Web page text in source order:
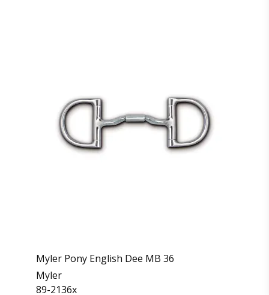
Myler Pony English Dee MB 36
Myler
89-2136x